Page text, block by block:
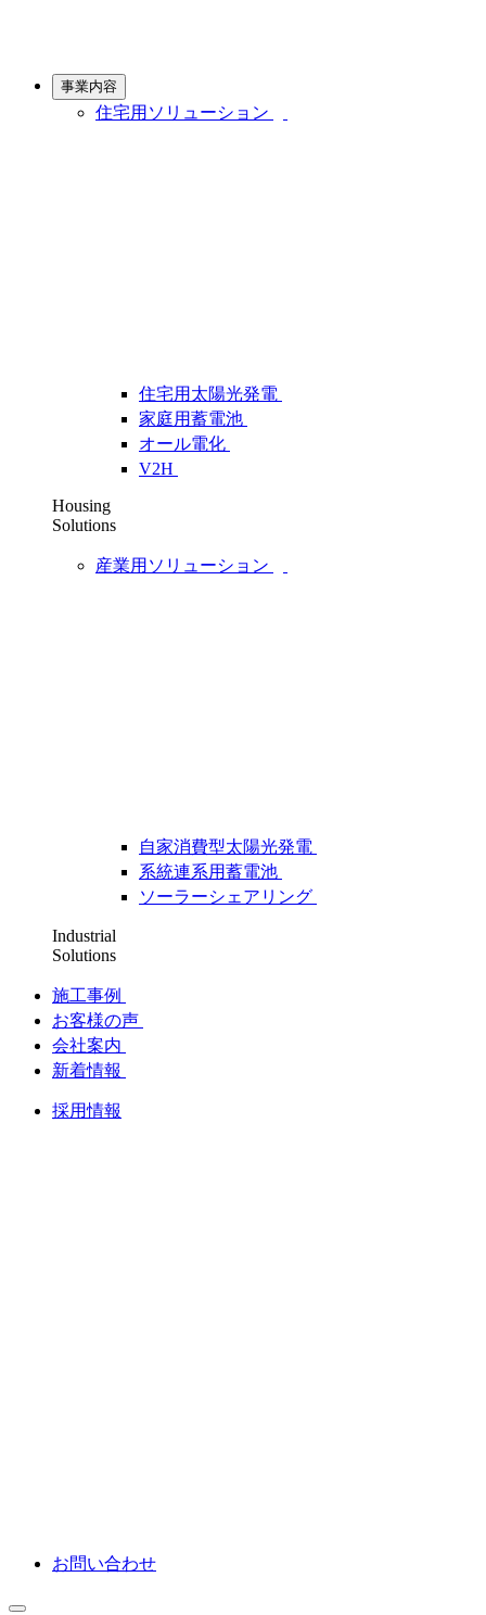
事業内容
住宅用ソリューション
住宅用太陽光発電
家庭用蓄電池
オール電化
V2H
Housing
Solutions
産業用ソリューション
自家消費型太陽光発電
系統連系用蓄電池
ソーラーシェアリング
Industrial
Solutions
施工事例
お客様の声
会社案内
新着情報
採用情報
お問い合わせ